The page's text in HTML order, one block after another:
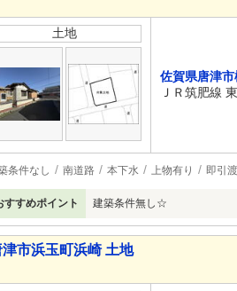
土地
佐賀県唐津
ＪＲ筑肥線
条件なし 南道路 本下水 上物有り 即引
すすめポイント 建築条件無し☆
市浜玉町浜崎 土地